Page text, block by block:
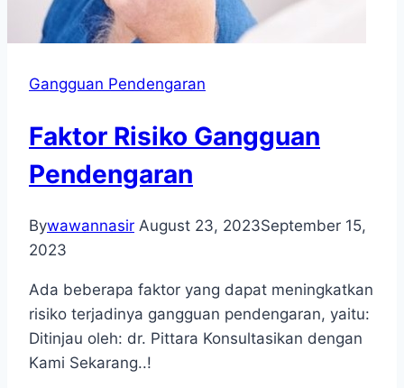
Gangguan Pendengaran
Faktor Risiko Gangguan
Pendengaran
Bywawannasir August 23, 2023September 15,
2023
Ada beberapa faktor yang dapat meningkatkan
risiko terjadinya gangguan pendengaran, yaitu:
Ditinjau oleh: dr. Pittara Konsultasikan dengan
Kami Sekarang..!